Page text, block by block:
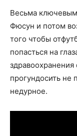
Весьма ключевым
Фюсун и потом
того чтобы
попасться на
прогундосить не
недурное.